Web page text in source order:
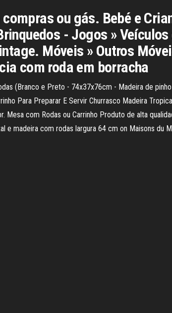
ou gás. Bebé e
- Jogos »
Móveis » Outros
com roda em borracha
(Branco e Preto - 74x37x76cm - Madeira de
Para Preparar E Servir Churrasco Madeira
com Rodas ou Carrinho Produto de alta
e madeira com rodas largura 64 cm on Maisons du